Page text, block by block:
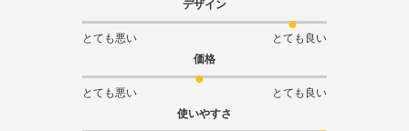
デザイン
とても悪い
とても良い
価格
とても悪い
とても良い
使いやすさ